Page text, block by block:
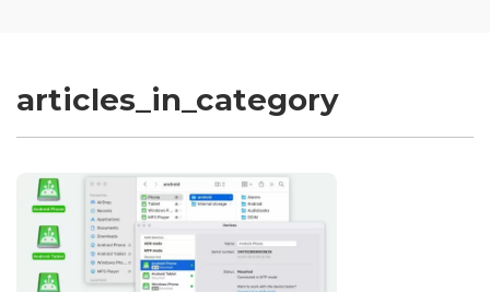
articles_in_category